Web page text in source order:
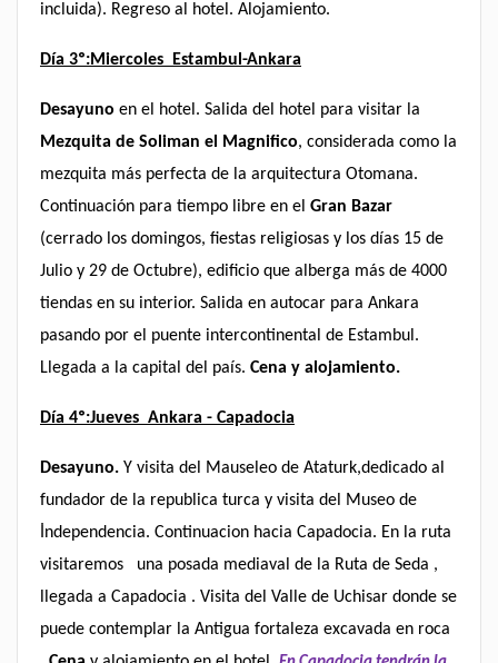
incluida). Regreso al hotel. Alojamiento.
Día 3º:Miercoles Estambul-Ankara
Desayuno en el hotel. Salida del hotel para visitar la
Mezquita de Soliman el Magnifico, considerada como la
mezquita más perfecta de la arquitectura Otomana.
Continuación para tiempo libre en el Gran Bazar
(cerrado los domingos, fiestas religiosas y los días 15 de
Julio y 29 de Octubre), edificio que alberga más de 4000
tiendas en su interior. Salida en autocar para Ankara
pasando por el puente intercontinental de Estambul.
Llegada a la capital del país. Cena y alojamiento.
Día 4º:Jueves Ankara - Capadocia
Desayuno. Y visita del Mauseleo de Ataturk,dedicado al
fundador de la republica turca y visita del Museo de
İndependencia. Continuacion hacia Capadocia. En la ruta
visitaremos una posada mediaval de la Ruta de Seda ,
llegada a Capadocia . Visita del Valle de Uchisar donde se
puede contemplar la Antigua fortaleza excavada en roca